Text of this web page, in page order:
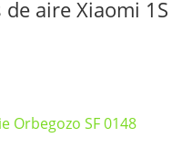
aire Xiaomi 1S